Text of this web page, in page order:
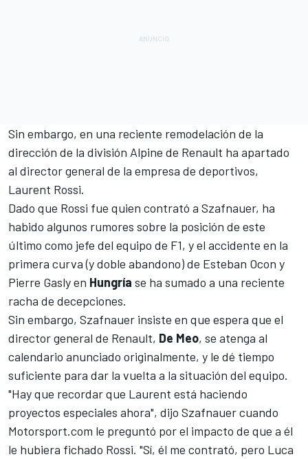
Sin embargo, en una reciente remodelación de la
dirección de la división Alpine de Renault ha apartado
al director general de la empresa de deportivos,
Laurent Rossi.
Dado que Rossi fue quien contrató a Szafnauer, ha
habido algunos rumores sobre la posición de este
último como jefe del equipo de F1, y el accidente en la
primera curva (y doble abandono) de Esteban Ocon y
Pierre Gaslyen Hungría se ha sumado a una reciente
racha de decepciones.
Sin embargo, Szafnauer insiste en que espera que el
director general de Renault, De Meo, se atenga al
calendario anunciado originalmente, y le dé tiempo
suficiente para dar la vuelta a la situación del equipo.
"Hay que recordar que Laurent está haciendo
proyectos especiales ahora", dijo Szafnauer cuando
Motorsport.com le preguntó por el impacto de que a él
le hubiera fichado Rossi. "Sí, él me contrató, pero Luca